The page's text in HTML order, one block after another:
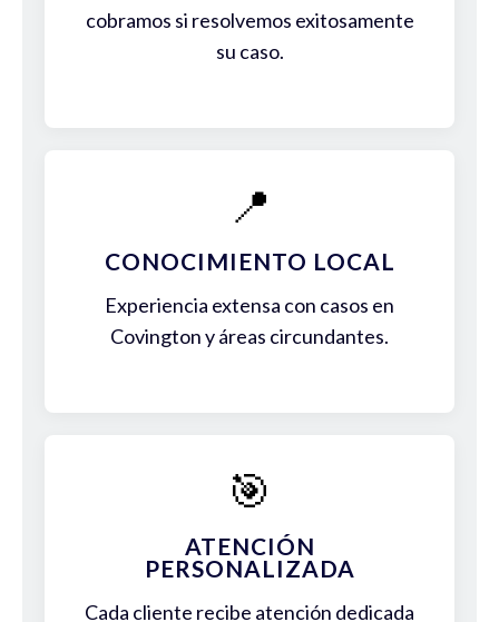
cobramos si resolvemos exitosamente
su caso.
📍
CONOCIMIENTO LOCAL
Experiencia extensa con casos en
Covington y áreas circundantes.
🎯
ATENCIÓN
PERSONALIZADA
Cada cliente recibe atención dedicada